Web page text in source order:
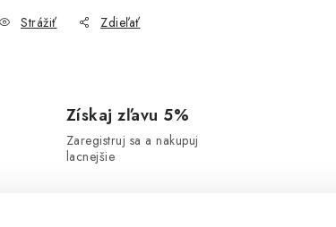
Strážiť Zdieľať
Získaj zľavu 5%
Zaregistruj sa a nakupuj
lacnejšie